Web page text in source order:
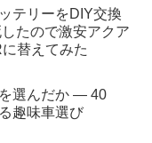
テリーをDIY交換
たので激安アクア
替えてみた
選んだか — 40
趣味車選び